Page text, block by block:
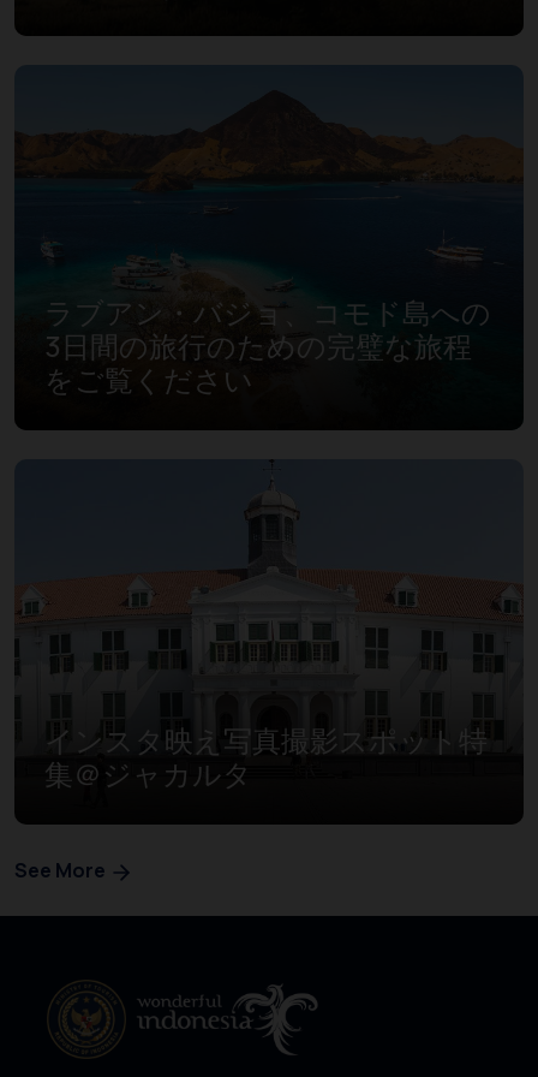
ラブアン・バジョ、コモド島への
3日間の旅行のための完璧な旅程
をご覧ください
インスタ映え写真撮影スポット特
集＠ジャカルタ
See More